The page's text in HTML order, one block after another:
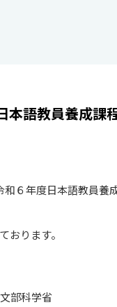
本語教員養成
６年度日本語教員
おります。
部科学省